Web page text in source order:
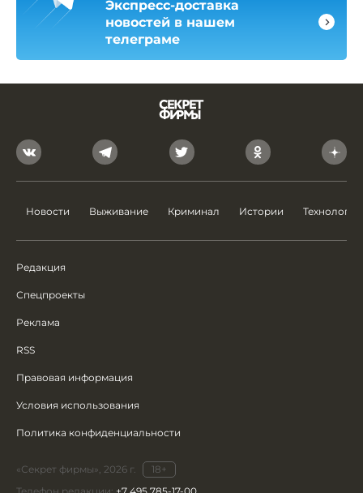
Экспресс-доставка
новостей в нашем
телеграме
Новости Выживание Криминал Истории Технологии
Редакция
Спецпроекты
Реклама
RSS
Правовая информация
Условия использования
Политика конфиденциальности
«Секрет фирмы», 2026 г.
18+